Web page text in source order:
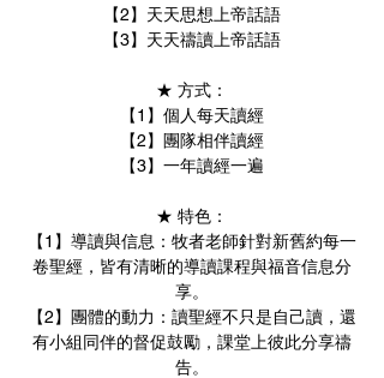
【2】天天思想上帝話語
【3】天天禱讀上帝話語
★ 方式：
【1】個人每天讀經
【2】團隊相伴讀經
【3】一年讀經一遍
★ 特色：
【1】導讀與信息：牧者老師針對新舊約每一
卷聖經，皆有清晰的導讀課程與福音信息分
享。
【2】團體的動力：讀聖經不只是自己讀，還
有小組同伴的督促鼓勵，課堂上彼此分享禱
告。